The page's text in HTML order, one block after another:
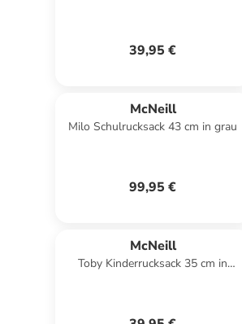
39,95 €
McNeill
Milo Schulrucksack 43 cm in grau
99,95 €
McNeill
Toby Kinderrucksack 35 cm in